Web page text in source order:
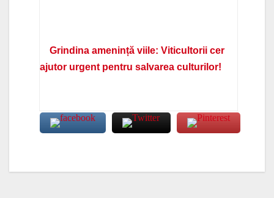
Grindina amenință viile: Viticultorii cer
ajutor urgent pentru salvarea culturilor!